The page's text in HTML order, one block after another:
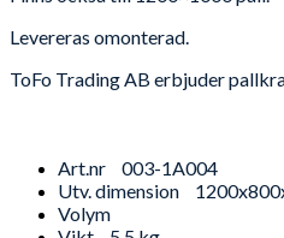
Levereras omonterad.
ToFo Trading AB erbjuder
Art.nr
003-1A004
Utv. dimension
Volym